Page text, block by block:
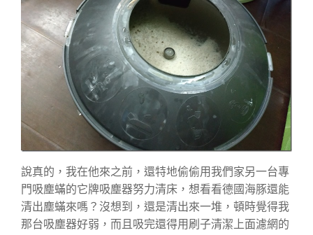
說真的，我在他來之前，還特地偷偷用我們家另一台專
門吸塵蟎的它牌吸塵器努力清床，想看看德國海豚還能
清出塵蟎來嗎？沒想到，還是清出來一堆，頓時覺得我
那台吸塵器好弱，而且吸完還得用刷子清潔上面濾網的